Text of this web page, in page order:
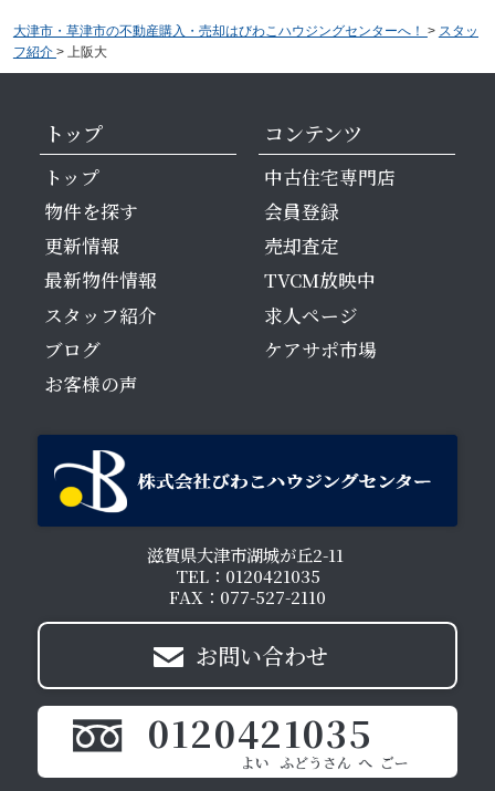
大津市・草津市の不動産購入・売却はびわこハウジングセンターへ！ > スタッ
フ紹介 > 上阪大
トップ
トップ
物件を探す
更新情報
最新物件情報
スタッフ紹介
ブログ
お客様の声
コンテンツ
中古住宅専門店
会員登録
売却査定
TVCM放映中
求人ページ
ケアサポ市場
滋賀県大津市湖城が丘2-11
TEL：0120421035
FAX：077-527-2110
お問い合わせ
0120421035